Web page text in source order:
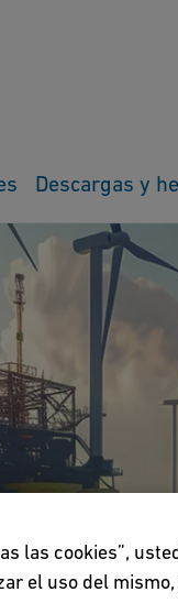
Descargas y
las cookies”,
el uso del